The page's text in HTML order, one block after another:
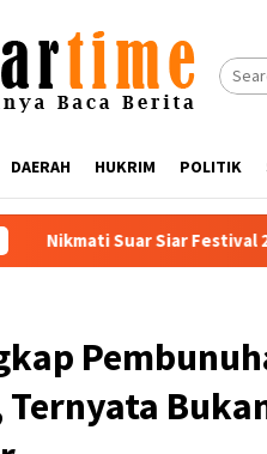
DAERAH HUKRIM POLITIK
2026 Lebih Nyaman,